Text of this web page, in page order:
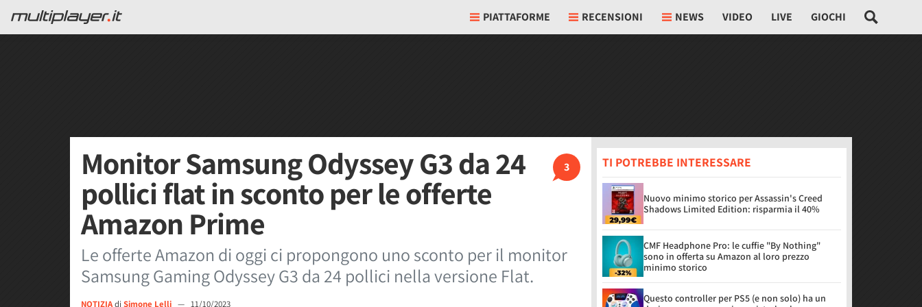
PIATTAFORME RECENSIONI NEWS VIDEO LIVE GIOCHI
3
Monitor Samsung Odyssey G3 da 24
pollici flat in sconto per le offerte
Amazon Prime
Le offerte Amazon di oggi ci propongono uno sconto per il monitor
Samsung Gaming Odyssey G3 da 24 pollici nella versione Flat.
NOTIZIAdi Simone Lelli — 11/10/2023
TI POTREBBE INTERESSARE
Nuovo minimo storico per Assassin's Creed
Shadows Limited Edition: risparmia il 40%
CMF Headphone Pro: le cuffie "By Nothing"
sono in offerta su Amazon al loro prezzo
minimo storico
Questo controller per PS5 (e non solo) ha un